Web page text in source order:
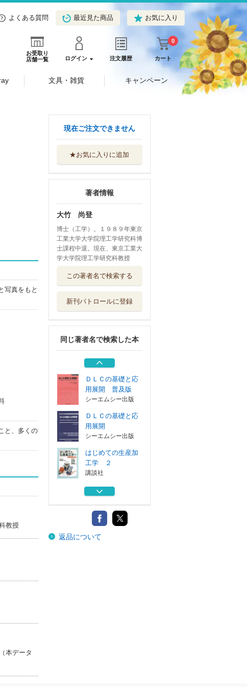
よくある質問 最近見た商品 お気に入り
お受取り
店舗一覧
ログイン 注文履歴 カート
0
文具・雑貨 キャンペーン
写真をもと
と、多くの
教授
本データ
現在ご注文できません
★お気に入りに追加
著者情報
大竹 尚登
博士（工学）。１９８９年東京
工業大学大学院理工学研究科博
士課程中退。現在、東京工業大
学大学院理工学研究科教授
この著者名で検索する
新刊パトロールに登録
同じ著者名で検索した本
工学 ２
ＤＬＣの応用技術
シーエムシー出版
ＤＬＣの応用技術
進化するダイ...
シーエムシー出版
ＤＬＣの基礎と応
用展開 普及版
シーエムシー出版
ＤＬＣの基礎と応
用展開
シーエムシー出版
はじめての生産加
工学 ２
講談社
ＤＬＣの応用技術
シーエムシー出版
ＤＬＣの応用技術
進化するダイ...
返品について